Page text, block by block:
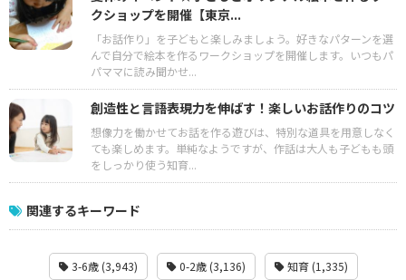
クショップを開催【東京...
「お話作り」を子どもと楽しみましょう。好きなパターンを選
んで自分で絵本を作るワークショップを開催します。いつもパ
パママに読み聞かせ...
創造性と言語表現力を伸ばす！楽しいお話作りのコツ
想像力を働かせてお話を作る遊びは、特別な道具を用意しなく
ても楽しめます。単純なようですが、作話は大人も子どもも頭
をしっかり使う知育...
関連するキーワード
3-6歳 (3,943) 0-2歳 (3,136) 知育 (1,335)